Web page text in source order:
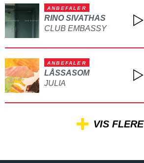
ANBEFALER
RINO SIVATHAS
CLUB EMBASSY
ANBEFALER
LÅSSASOM
JULIA
VIS FLERE